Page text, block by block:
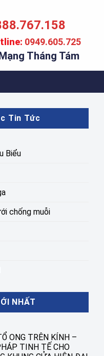
0949.605.725
Tháng Tám
Tin Tức
Biểu
chống muỗi
NHẤT
ONG TRÊN KÍNH –
TINH TẾ CHO